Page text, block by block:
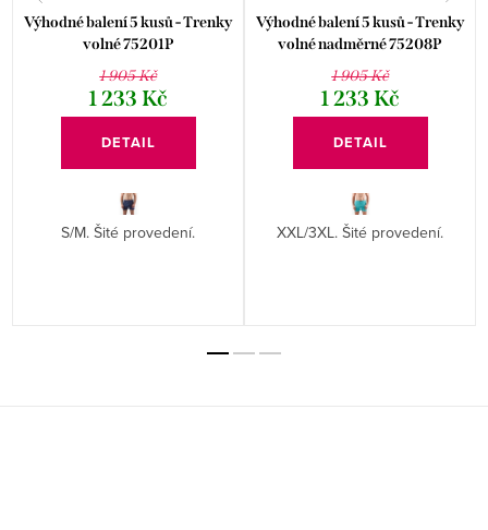
Výhodné balení 5 kusů - Trenky
volné 75201P
1 905 Kč
1 233 Kč
DETAIL
S/M. Šité provedení.
Výhodné balení 5 kusů - Trenky
volné nadměrné 75208P
1 905 Kč
1 233 Kč
DETAIL
XXL/3XL. Šité provedení.